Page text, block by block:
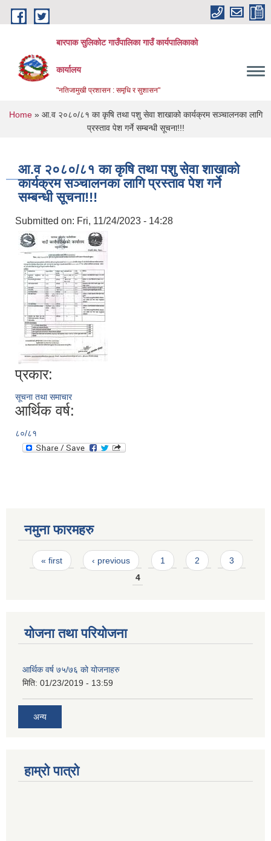
Skip to main content
बारपाक सुलिकोट गाउँपालिका गाउँ कार्यपालिकाको
कार्यालय
"नतिजामुखी प्रशासन : समृधि र सुशासन"
You are here
Home» आ.व २०८०/८१ का कृषि तथा पशु सेवा शाखाको कार्यक्रम सञ्चालनका लागि
प्रस्ताव पेश गर्ने सम्बन्धी सूचना!!!
आ.व २०८०/८१ का कृषि तथा पशु सेवा शाखाको
कार्यक्रम सञ्चालनका लागि प्रस्ताव पेश गर्ने
सम्बन्धी सूचना!!!
Submitted on: Fri, 11/24/2023 - 14:28
प्रकार:
सूचना तथा समाचार
आर्थिक वर्ष:
८०/८१
नमुना फारमहरु
Pages
« first ‹ previous 1 2
3
4
योजना तथा परियोजना
आर्थिक वर्ष ७५/७६ को योजनाहरु
मिति: 01/23/2019 - 13:59
अन्य
हाम्रो पात्रो